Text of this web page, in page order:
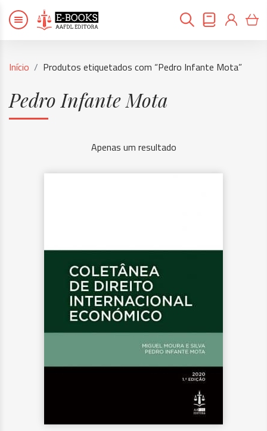
Início Produtos etiquetados com “Pedro Infante Mota”
Pedro Infante Mota
Apenas um resultado